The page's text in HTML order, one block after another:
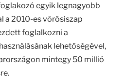
egyik legnagyobb
a 2010-es vörösiszap
foglalkozni a
lehetőségével,
mintegy 50 millió